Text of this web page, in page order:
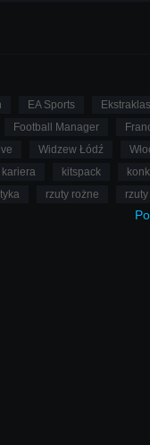
EA Sports
Football Manager
Widzew Łódź
kariera kitspack
rzuty rożne